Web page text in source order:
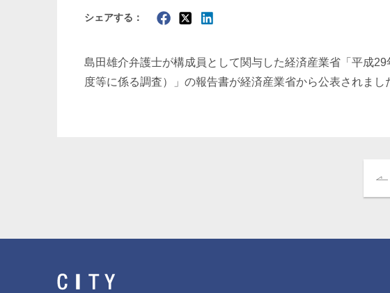
シェアする：
島田雄介弁護士が構成員として関与した経済産業省「平成
度等に係る調査）」の報告書が経済産業省から公表されまし